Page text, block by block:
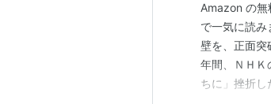
Amazon の無
で一気に読
壁を、正面突
年間、ＮＨＫ
ちに」挫折